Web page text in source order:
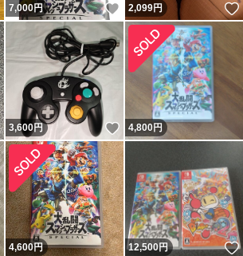
いいね！
7,000円 いいね！
2,099円
いいね！
3,600円 いいね！
4,800円
いいね！
4,600円 12,500円